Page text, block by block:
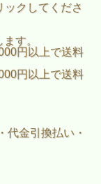
クしてくださ
す。
円以上で送料
円以上で送料
代金引換払い・